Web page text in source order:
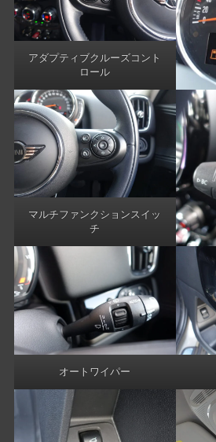
アダプティブクルーズコント
ロール
マルチファンクションスイッ
チ
オートワイパー